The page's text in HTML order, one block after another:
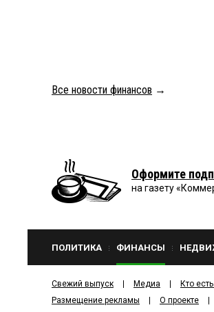
Все новости финансов →
Оформите
на газету
ПОЛИТИКА ФИНАНСЫ
Свежий выпуск Медиа
Кто
Размещение рекламы
О проекте